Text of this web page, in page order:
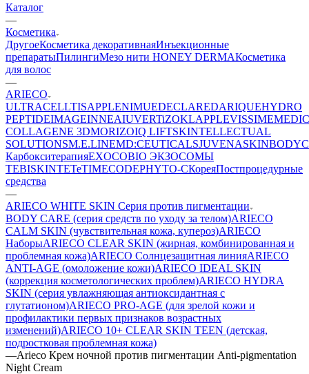
Каталог
—
Косметика
ДругоеКосметика декоративнаяИнъекционные
препаратыПилингиМезо нити HONEY DERMAКосметика
для волос
—
ARIECO
ULTRACELLTISAPPLENIMUEDECLAREDARIQUEHYDRO
PEPTIDEIMAGEINNEAIUVERTiZOKLAPPLEVISSIME
COLLAGENE 3DMORIZOIQ LIFTSKINTELLECTUAL
SOLUTIONSM.E.LINEMD:CEUTICALSJUVENASKINBODY
КарбокситерапияEXOCOBIO ЭКЗОСОМЫ
TEBISKINTETeTIMECODEPHYTO-CКореяПостпроцедурные
средства
—
ARIECO WHITE SKIN Серия против пигментации
BODY CARE (серия средств по уходу за телом)ARIECO
CALM SKIN (чувствительная кожа, купероз)ARIECO
НаборыARIECO CLEAR SKIN (жирная, комбинированная и
проблемная кожа)ARIECO Солнцезащитная линияARIECO
ANTI-AGE (омоложение кожи)ARIECO IDEAL SKIN
(коррекция косметологических проблем)ARIECO HYDRA
SKIN (серия увлажняющая антиоксидантная с
глутатионом)ARIECO PRO-AGE (для зрелой кожи и
профилактики первых признаков возрастных
изменений)ARIECO 10+ CLEAR SKIN TEEN (детская,
подростковая проблемная кожа)
—Arieco Крем ночной против пигментации Anti-pigmentation
Night Cream